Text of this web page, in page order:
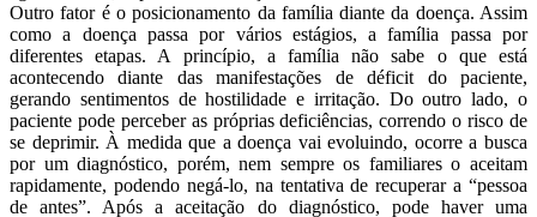
Outro fator é o posicionamento da família diante da doença. Assim
como a doença passa por vários estágios, a família passa por
diferentes etapas. A princípio, a família não sabe o que está
acontecendo diante das manifestações de déficit do paciente,
gerando sentimentos de hostilidade e irritação. Do outro lado, o
paciente pode perceber as próprias deficiências, correndo o risco de
se deprimir. À medida que a doença vai evoluindo, ocorre a busca
por um diagnóstico, porém, nem sempre os familiares o aceitam
rapidamente, podendo negá-lo, na tentativa de recuperar a “pessoa
de antes”. Após a aceitação do diagnóstico, pode haver uma